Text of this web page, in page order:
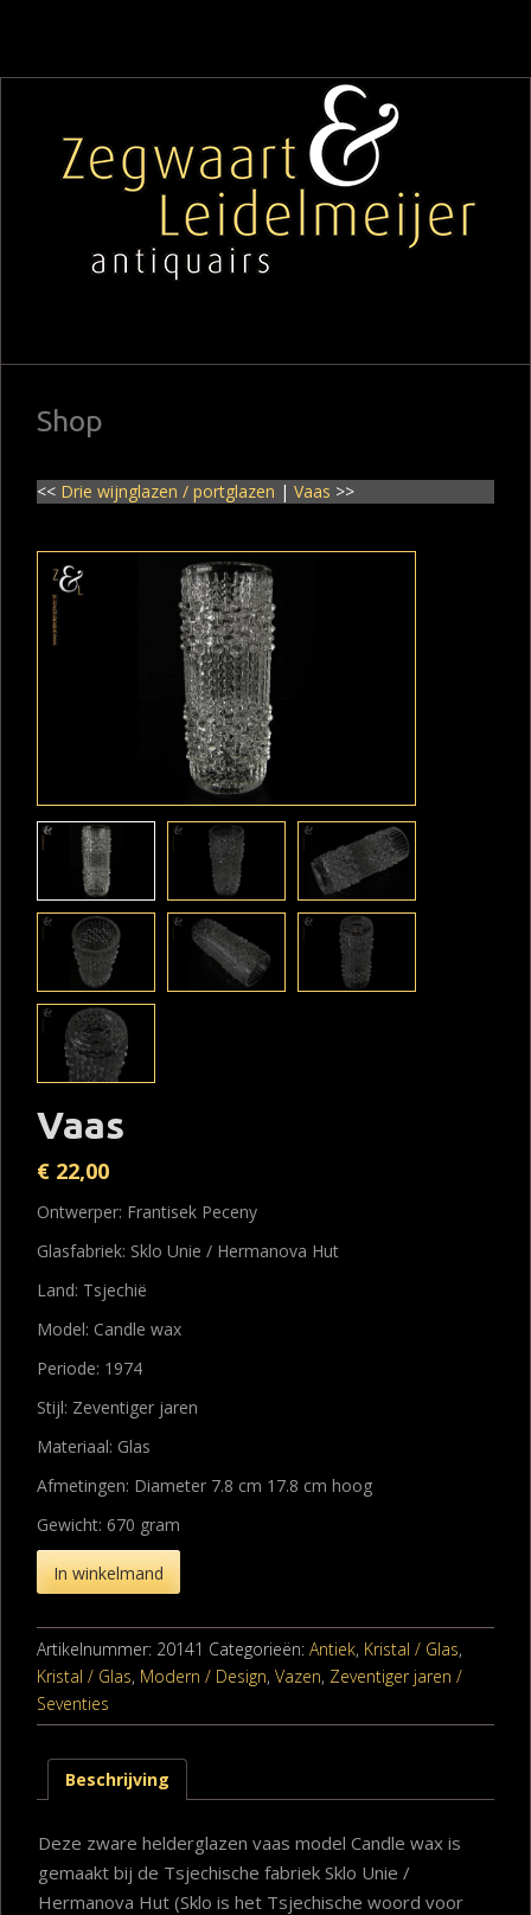
Shop
<< Drie wijnglazen / portglazen | Vaas >>
Vaas
€ 22,00
Ontwerper: Frantisek Peceny
Glasfabriek: Sklo Unie / Hermanova Hut
Land: Tsjechië
Model: Candle wax
Periode: 1974
Stijl: Zeventiger jaren
Materiaal: Glas
Afmetingen: Diameter 7.8 cm 17.8 cm hoog
Gewicht: 670 gram
In winkelmand
Artikelnummer: 20141 Categorieën: Antiek, Kristal / Glas,
Kristal / Glas, Modern / Design, Vazen, Zeventiger jaren /
Seventies
Beschrijving
Deze zware helderglazen vaas model Candle wax is
gemaakt bij de Tsjechische fabriek Sklo Unie /
Hermanova Hut (Sklo is het Tsjechische woord voor